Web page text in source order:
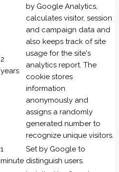
2
years
by Google Analytics,
calculates visitor, session
and campaign data and
also keeps track of site
usage for the site's
analytics report. The
cookie stores
information
anonymously and
assigns a randomly
generated number to
recognize unique visitors.
1
minute
Set by Google to
distinguish users.